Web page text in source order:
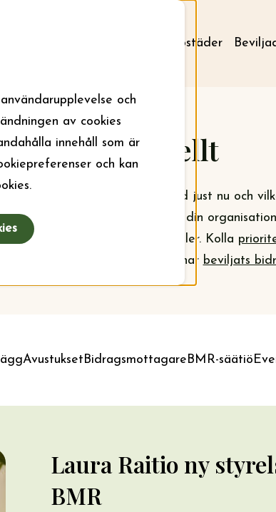
och
av cookies
innehåll som är
och kan
Bostäder
Aktuellt
om vad stiftelsen jobbar med just nu och
sökas året runt, men ska din
är det september som gäller. Kolla
och vem som har beviljats
Avustukset Bidragsmottagare BMR-säätiö
Laura Raitio ny
BMR